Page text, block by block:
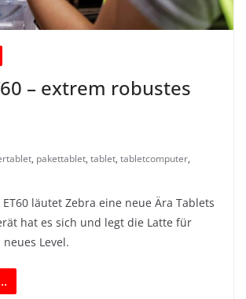
– extrem robustes
, pakettablet, tablet, tabletcomputer,
läutet Zebra eine neue Ära Tablets
hat es sich und legt die Latte für
Level.